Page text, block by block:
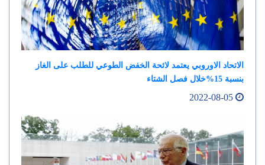
الاتحاد الاوروبي يعتمد لائحة الخفض الطوعي للطلب على الغاز
بنسبة 15%خلال فصل الشتاء